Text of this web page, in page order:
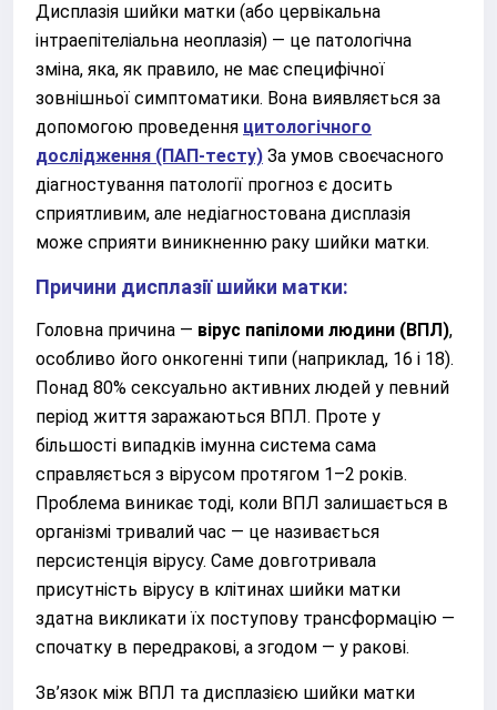
Дисплазія шийки матки (або цервікальна
інтраепітеліальна неоплазія) — це патологічна
зміна, яка, як правило, не має специфічної
зовнішньої симптоматики. Вона виявляється за
допомогою проведення цитологічного
дослідження (ПАП-тесту) За умов своєчасного
діагностування патології прогноз є досить
сприятливим, але недіагностована дисплазія
може сприяти виникненню раку шийки матки.
Причини дисплазії шийки матки:
Головна причина — вірус папіломи людини (ВПЛ),
особливо його онкогенні типи (наприклад, 16 і 18).
Понад 80% сексуально активних людей у певний
період життя заражаються ВПЛ. Проте у
більшості випадків імунна система сама
справляється з вірусом протягом 1–2 років.
Проблема виникає тоді, коли ВПЛ залишається в
організмі тривалий час — це називається
персистенція вірусу. Саме довготривала
присутність вірусу в клітинах шийки матки
здатна викликати їх поступову трансформацію —
спочатку в передракові, а згодом — у ракові.
Зв’язок між ВПЛ та дисплазією шийки матки